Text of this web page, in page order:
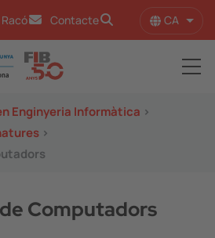
Racó Contacte CA
Enginyeria Informàtica >
>
Computadors